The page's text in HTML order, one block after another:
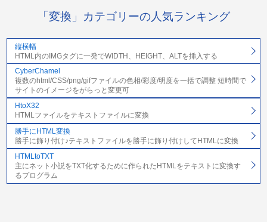
「変換」カテゴリーの人気ランキング
縦横幅
HTML内のIMGタグに一発でWIDTH、HEIGHT、ALTを挿入する
CyberChamel
複数のhtml/CSS/png/gifファイルの色相/彩度/明度を一括で調整 短時間で
サイトのイメージをがらっと変更可
HtoX32
HTMLファイルをテキストファイルに変換
勝手にHTML変換
勝手に飾り付け♪テキストファイルを勝手に飾り付けしてHTMLに変換
HTMLtoTXT
主にネット小説をTXT化するために作られたHTMLをテキストに変換す
るプログラム